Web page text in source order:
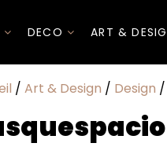
DECO ART &
/ Art & Design / Design /